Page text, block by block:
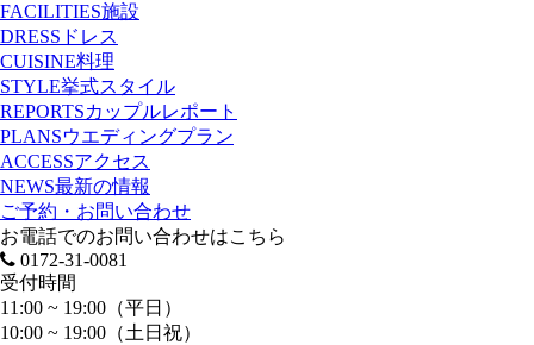
FACILITIES施設
DRESS ドレス
CUISINE料理
STYLE挙式スタイル
REPORTSカップルレポート
PLANSウエディングプラン
ACCESSアクセス
NEWS最新の情報
ご予約・お問い合わせ
お電話でのお問い合わせはこちら
0172-31-0081
受付時間
11:00 ~ 19:00（平日）
10:00 ~ 19:00（土日祝）